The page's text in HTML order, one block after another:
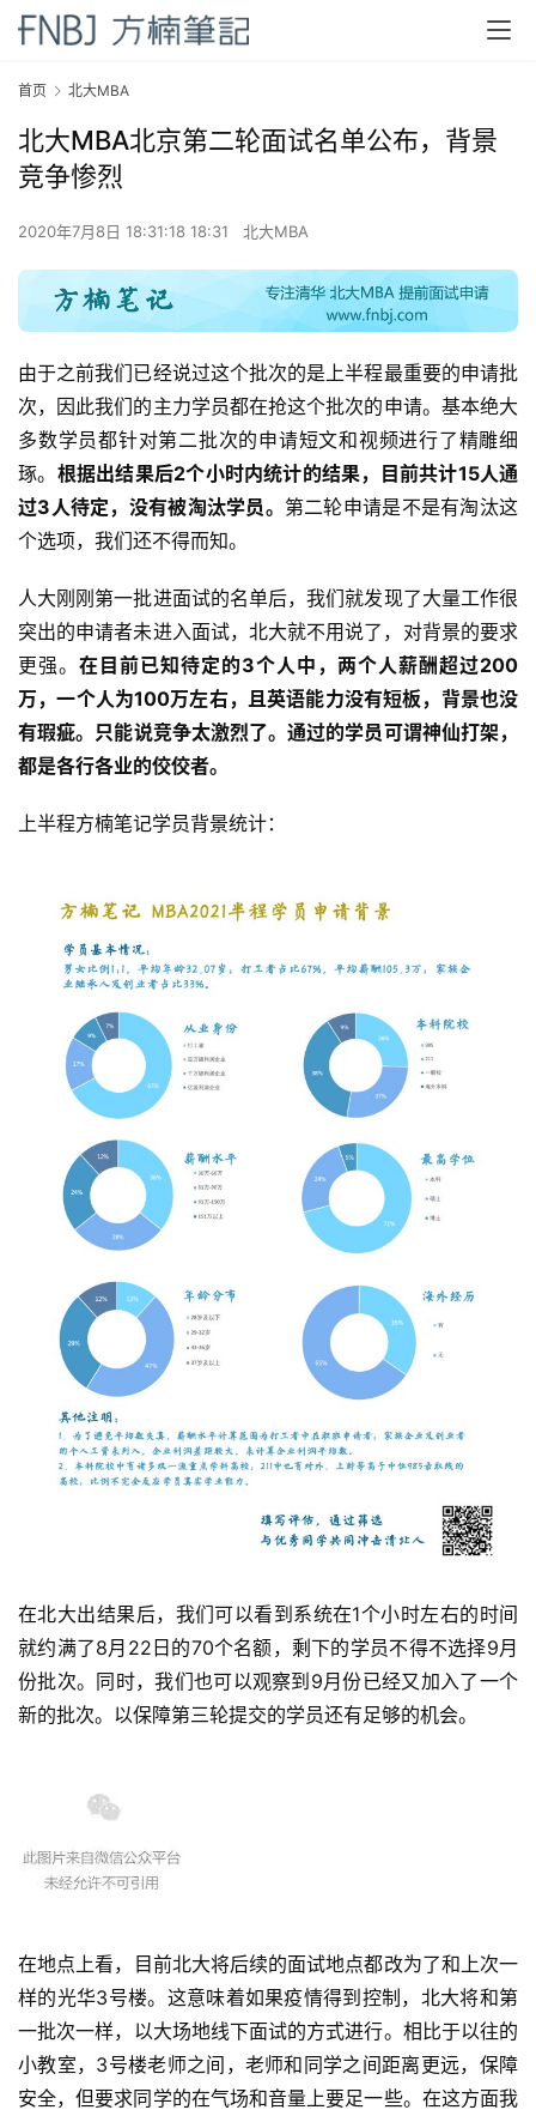
新
闻
M
公
M
咨
询
首页 北大MBA
北大MBA北京第二轮面试名单公布，背景
竞争惨烈
2020年7月8日 18:31:18 18:31 北大MBA
由于之前我们已经说过这个批次的是上半程最重要的申请批
次，因此我们的主力学员都在抢这个批次的​申请。基本绝大
多数学员都针对第二批次的申请短文和视频进行了精雕细
琢。​ 根据出结果后2个小时内统计的结果，目前共计15人通
过3人待定，没有被淘汰学员。 第二轮申请是不是有淘汰这
个选项，我们还不得而知。
人大刚刚第一批进面试的名单后，我们就发现了大量工作很
突出的申请者未进入面试，北大就不用说了，​对背景的要求
更强。 在目前已知待定的3个人中，两个人薪酬超过200
万，​一个人为100万左右，且英语能力没有短板，背景也没
有​瑕疵。只能说竞争太激烈了。通过的学员可谓神仙打架，
都是各行各业的​佼佼者。
​上半程方楠笔记学员背景统计：
在北大出结果后，我们可以看到系统在1个小时左右的时间
就约满了8月22日的70个名额，剩下的学员不得不选择9月
份批次。同时，我们也可以观察到9月份已经又加入了一个
新的批次。以保障第三轮提交的学员还有足够的机会。
​在地点上看，目前北大将后续的面试地点都改为了和上次一
样的光华3号楼。这意味着如果疫情得到控制，北大将和第
一批次一样，​以大场地线下面试的方式进行。相比于以往的
小教室，3号楼老师之间，老师和同学之间距离更远，保障
安全，但要求同学的在气场和音量上要​足一些。在这方面我